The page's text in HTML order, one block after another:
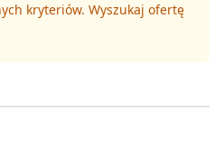
kryteriów. Wyszukaj ofertę